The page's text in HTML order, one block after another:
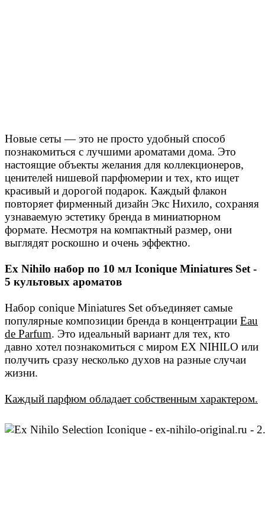
Новые сеты — это не просто удобный способ
познакомиться с лучшими ароматами дома. Это
настоящие объекты желания для коллекционеров,
ценителей нишевой парфюмерии и тех, кто ищет
красивый и дорогой подарок. Каждый флакон
повторяет фирменный дизайн Экс Нихило, сохраняя
узнаваемую эстетику бренда в миниатюрном
формате. Несмотря на компактный размер, они
выглядят роскошно и очень эффектно.
Ex Nihilo набор по 10 мл Iconique Miniatures Set -
5 культовых ароматов
Набор conique Miniatures Set объединяет самые
популярные композиции бренда в концентрации Eau
de Parfum. Это идеальный вариант для тех, кто
давно хотел познакомиться с миром EX NIHILO или
получить сразу несколько духов на разные случаи
жизни.
Каждый парфюм обладает собственным характером.